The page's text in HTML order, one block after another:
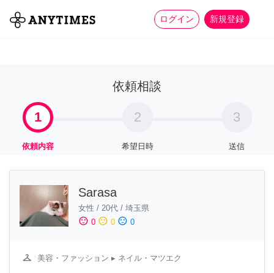
ログイン 新規登録
全て 家事 more_horiz
依頼相談
1
依頼内容
2
希望日時
3
送信
Sarasa
女性 / 20代 / 埼玉県
sentiment_satisfied 0 sentiment_neutral 0 sentiment_dissatisfied 0
checkroom 美容・ファッション ▸ ネイル・マツエク